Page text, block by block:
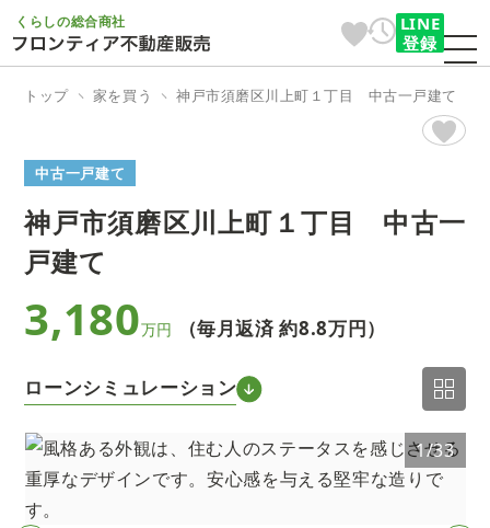
くらしの総合商社
LINE
登録
トップ 家を買う 神戸市須磨区川上町１丁目 中古一戸建て
中古一戸建て
神戸市須磨区川上町１丁目 中古一
戸建て
3,180万円 （毎月返済 約8.8万円）
ローンシミュレーション
1/33